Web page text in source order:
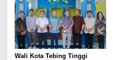
Wali Kota Tebing Tinggi